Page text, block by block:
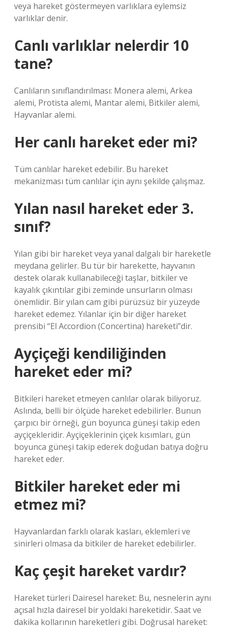
veya hareket göstermeyen varlıklara eylemsiz
varlıklar denir.
Canlı varlıklar nelerdir 10
tane?
Canlıların sınıflandırılması: Monera alemi, Arkea
alemi, Protista alemi, Mantar alemi, Bitkiler alemi,
Hayvanlar alemi.
Her canlı hareket eder mi?
Tüm canlılar hareket edebilir. Bu hareket
mekanizması tüm canlılar için aynı şekilde çalışmaz.
Yılan nasıl hareket eder 3.
sınıf?
Yılan gibi bir hareket veya yanal dalgalı bir hareketle
meydana gelirler. Bu tür bir harekette, hayvanın
destek olarak kullanabileceği taşlar, bitkiler ve
kayalık çıkıntılar gibi zeminde unsurların olması
önemlidir. Bir yılan cam gibi pürüzsüz bir yüzeyde
hareket edemez. Yılanlar için bir diğer hareket
prensibi “El Accordion (Concertina) hareketi”dir.
Ayçiçeği kendiliğinden
hareket eder mi?
Bitkileri hareket etmeyen canlılar olarak biliyoruz.
Aslında, belli bir ölçüde hareket edebilirler. Bunun
çarpıcı bir örneği, gün boyunca güneşi takip eden
ayçiçekleridir. Ayçiçeklerinin çiçek kısımları, gün
boyunca güneşi takip ederek doğudan batıya doğru
hareket eder.
Bitkiler hareket eder mi
etmez mi?
Hayvanlardan farklı olarak kasları, eklemleri ve
sinirleri olmasa da bitkiler de hareket edebilirler.
Kaç çeşit hareket vardır?
Hareket türleri Dairesel hareket: Bu, nesnelerin aynı
açısal hızla dairesel bir yoldaki hareketidir. Saat ve
dakika kollarının hareketleri gibi. Doğrusal hareket: